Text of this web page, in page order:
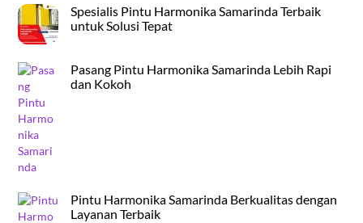
Spesialis Pintu Harmonika Samarinda Terbaik
untuk Solusi Tepat
Pasang Pintu Harmonika Samarinda Lebih Rapi
dan Kokoh
Pintu Harmonika Samarinda Berkualitas dengan
Layanan Terbaik